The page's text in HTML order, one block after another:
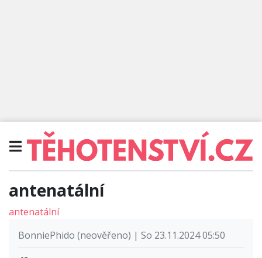
antenatální
antenatální
BonniePhido (neověřeno) | So 23.11.2024 05:50